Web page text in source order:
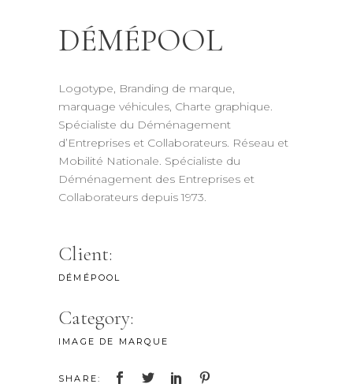
DÉMÉPOOL
Logotype, Branding de marque,
marquage véhicules, Charte graphique.
Spécialiste du Déménagement
d’Entreprises et Collaborateurs. Réseau et
Mobilité Nationale. Spécialiste du
Déménagement des Entreprises et
Collaborateurs depuis 1973.
Client:
DÉMÉPOOL
Category:
IMAGE DE MARQUE
SHARE: